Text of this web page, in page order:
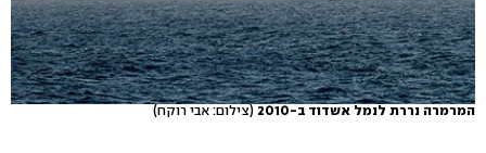
המרמרה נררת לנמל אשדוד ב-2010 (צילום: אבי רוקח)